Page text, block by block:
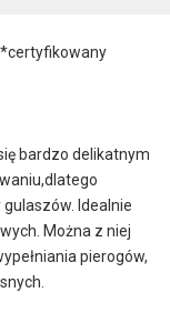
bardzo delikatnym
Idealnie
Można z niej
pierogów,